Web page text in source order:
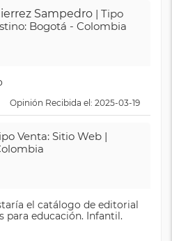
Sampedro | Tipo
Bogotá - Colombia
Opinión Recibida el: 2025-03-19
Venta: Sitio Web |
el catálogo de editorial
para educación. Infantil.